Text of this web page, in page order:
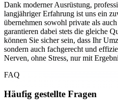
Dank moderner Ausrüstung,
langjähriger Erfahrung ist uns ein
übernehmen sowohl private als
garantieren dabei stets die gleiche
können Sie sicher sein, dass Ihr
sondern auch fachgerecht und
Nerven, ohne Stress, nur mit
FAQ
Häufig gestellte Fragen